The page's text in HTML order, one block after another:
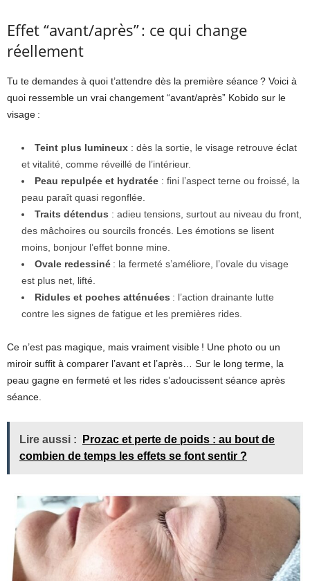
Effet “avant/après” : ce qui change
réellement
Tu te demandes à quoi t’attendre dès la première séance ? Voici à
quoi ressemble un vrai changement “avant/après” Kobido sur le
visage :
Teint plus lumineux : dès la sortie, le visage retrouve éclat
et vitalité, comme réveillé de l’intérieur.
Peau repulpée et hydratée : fini l’aspect terne ou froissé, la
peau paraît quasi regonflée.
Traits détendus : adieu tensions, surtout au niveau du front,
des mâchoires ou sourcils froncés. Les émotions se lisent
moins, bonjour l’effet bonne mine.
Ovale redessiné : la fermeté s’améliore, l’ovale du visage
est plus net, lifté.
Ridules et poches atténuées : l’action drainante lutte
contre les signes de fatigue et les premières rides.
Ce n’est pas magique, mais vraiment visible ! Une photo ou un
miroir suffit à comparer l’avant et l’après… Sur le long terme, la
peau gagne en fermeté et les rides s’adoucissent séance après
séance.
Lire aussi :
Prozac et perte de poids : au bout de
combien de temps les effets se font sentir ?